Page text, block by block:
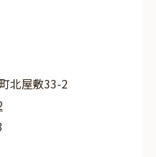
北屋敷33-2